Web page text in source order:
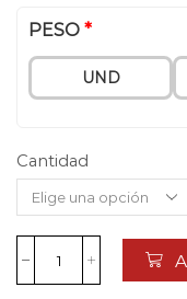
PESO *
UND
Cantidad
Cebolla
Puerro